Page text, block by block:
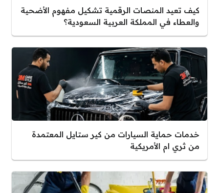
كيف تعيد المنصات الرقمية تشكيل مفهوم الأضحية
والعطاء في المملكة العربية السعودية؟
خدمات حماية السيارات من كير ستايل المعتمدة
من ثري ام الأمريكية